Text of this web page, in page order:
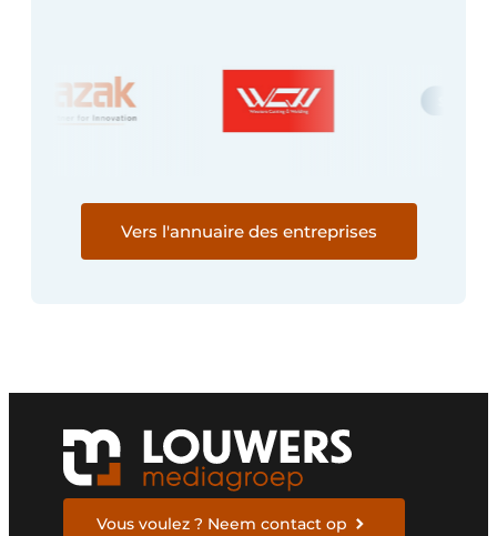
Vers l'annuaire des entreprises
Vous voulez ? Neem contact op